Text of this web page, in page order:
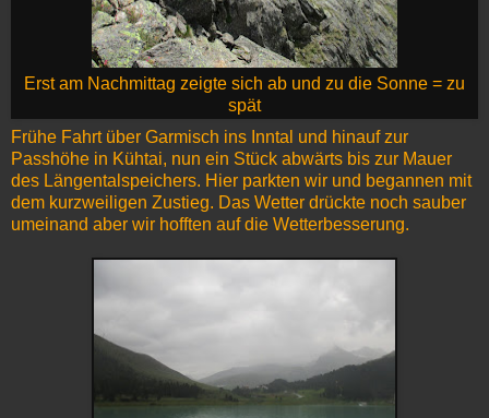
Erst am Nachmittag zeigte sich ab und zu die Sonne = zu
spät
Frühe Fahrt über Garmisch ins Inntal und hinauf zur
Passhöhe in Kühtai, nun ein Stück abwärts bis zur Mauer
des Längentalspeichers. Hier parkten wir und begannen mit
dem kurzweiligen Zustieg. Das Wetter drückte noch sauber
umeinand aber wir hofften auf die Wetterbesserung.